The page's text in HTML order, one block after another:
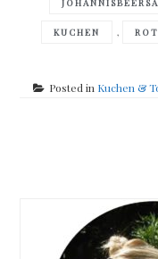
KUCHEN ,
Posted in Kuchen &